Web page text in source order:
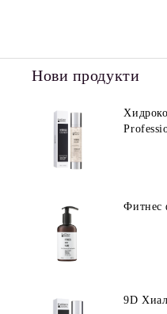
Нови продукти
Фитнес
9D